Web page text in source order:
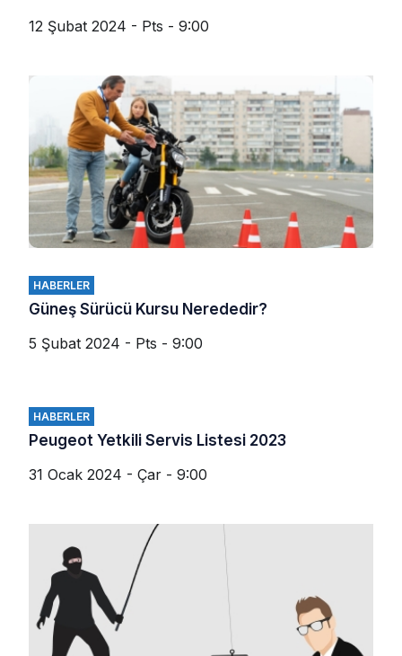
12 Şubat 2024 - Pts - 9:00
HABERLER
Güneş Sürücü Kursu Nerededir?
5 Şubat 2024 - Pts - 9:00
HABERLER
Peugeot Yetkili Servis Listesi 2023
31 Ocak 2024 - Çar - 9:00